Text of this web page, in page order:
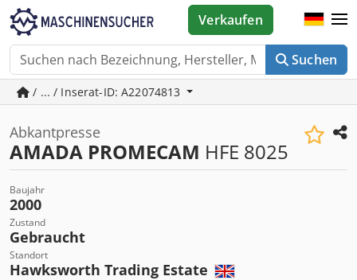
Suchen
Verkaufen
/ ... / Inserat-ID: A22074813
Abkantpresse
AMADA PROMECAM HFE 8025
Baujahr
2000
Zustand
Gebraucht
Standort
Hawksworth Trading Estate